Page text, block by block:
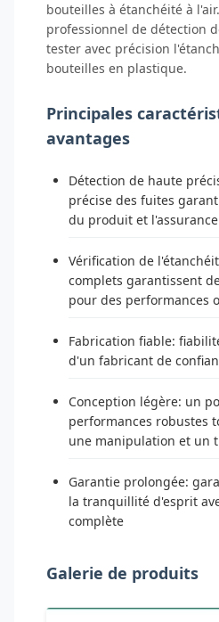
bouteilles à étanchéité à
professionnel de détection
tester avec précision
bouteilles en plastique.
Principales
avantages
Détection de haute
précise des fuites
du produit et
Vérification de
complets garantissent
pour des performances
Fabrication fiable:
d'un fabricant de
Conception légère: un
performances robustes
une manipulation et un
Garantie prolongée:
la tranquillité d'esprit
complète
Galerie de produits